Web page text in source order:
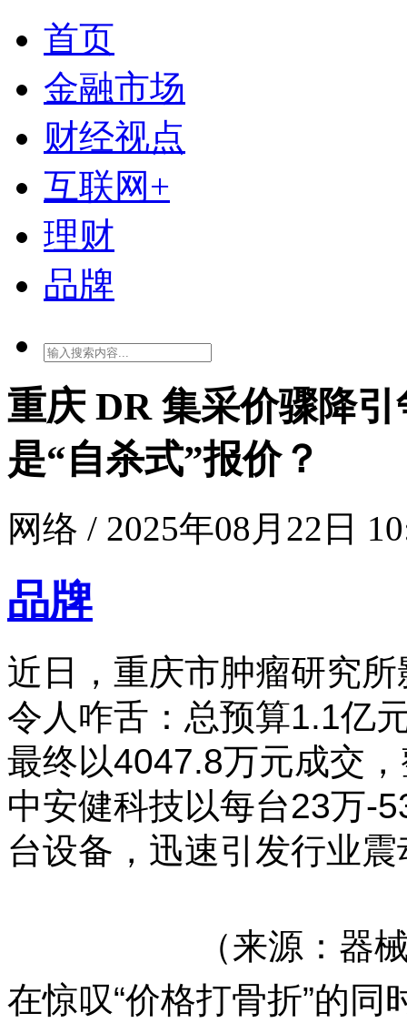
首页
金融市场
财经视点
互联网+
理财
品牌
重庆 DR 集采价骤降
是“自杀式”报价？
网络 / 2025年08月22日
品牌
近日，重庆市肿瘤研究
令人咋舌：总预算1.1亿
最终以4047.8万元成交
中安健科技以每台23万-
台设备，迅速引发行业震
（来源：器
在惊叹“价格打骨折”的